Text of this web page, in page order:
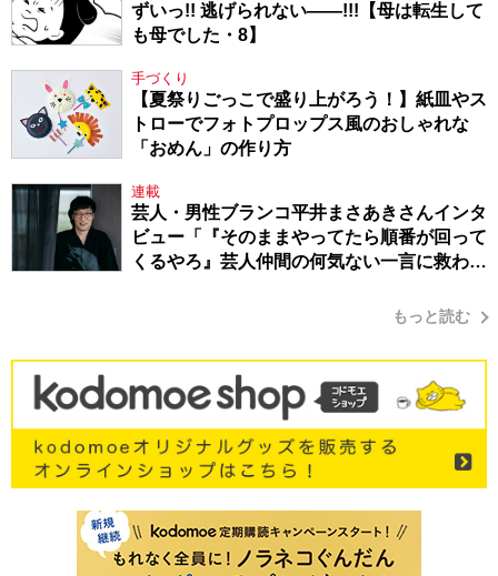
ずいっ!! 逃げられない――!!!【母は転生して
も母でした・8】
手づくり
【夏祭りごっこで盛り上がろう！】紙皿やス
トローでフォトプロップス風のおしゃれな
「おめん」の作り方
連載
芸人・男性ブランコ平井まさあきさんインタ
ビュー「『そのままやってたら順番が回って
くるやろ』芸人仲間の何気ない一言に救われ
もっと読む